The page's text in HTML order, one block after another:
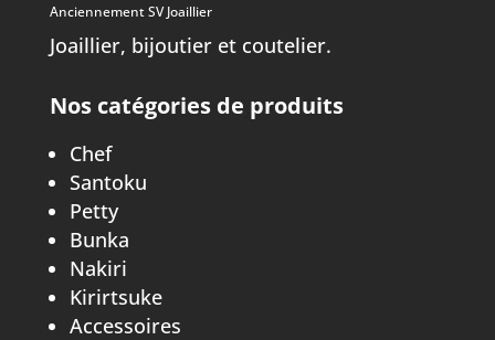
Anciennement SV Joaillier
Joaillier, bijoutier et coutelier.
Nos catégories de produits
Chef
Santoku
Petty
Bunka
Nakiri
Kirirtsuke
Accessoires